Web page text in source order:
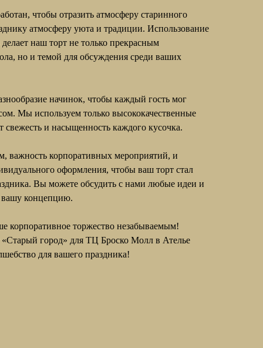
чтобы отразить атмосферу старинного
атмосферу уюта и традиции. Использование
наш торт не только прекрасным
но и темой для обсуждения среди ваших
начинок, чтобы каждый гость мог
Мы используем только высококачественные
свежесть и насыщенность каждого кусочка.
важность корпоративных мероприятий, и
оформления, чтобы ваш торт стал
Вы можете обсудить с нами любые идеи и
вашу концепцию.
корпоративное торжество незабываемым!
город» для ТЦ Броско Молл в Ателье
для вашего праздника!